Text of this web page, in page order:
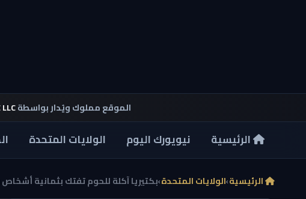
الموقع مملوك ويُدار بواسطة
الرئيسية نيويورك اليوم الولايات المتحدة
الرئيسية›الولايات المتحدة›بكتيريا آكلة للحوم تفتك بثمانية أشخاص